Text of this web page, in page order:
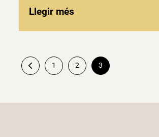
Llegir més
Paginació
de
1 2 3